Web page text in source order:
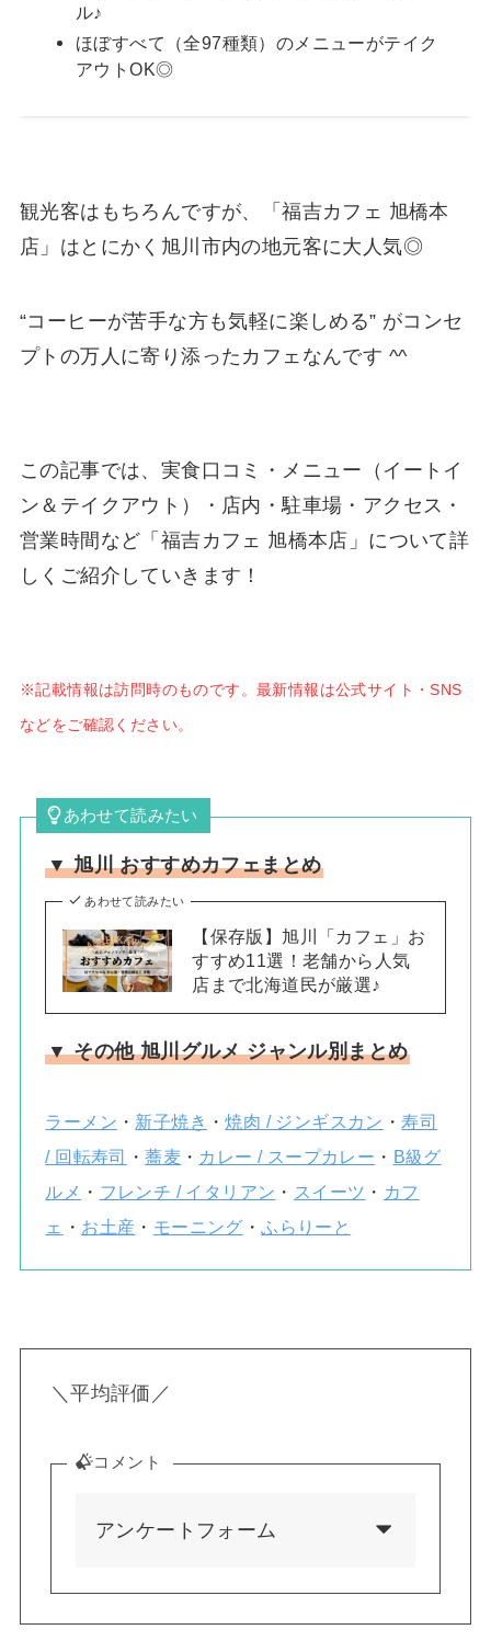
ル♪
ほぼすべて（全97種類）のメニューがテイク
アウトOK◎
観光客はもちろんですが、「福吉カフェ 旭橋本
店」はとにかく旭川市内の地元客に大人気◎
“コーヒーが苦手な方も気軽に楽しめる” がコンセ
プトの万人に寄り添ったカフェなんです ^^
この記事では、実食口コミ・メニュー（イートイ
ン＆テイクアウト）・店内・駐車場・アクセス・
営業時間など「福吉カフェ 旭橋本店」について詳
しくご紹介していきます！
※記載情報は訪問時のものです。最新情報は公式サイト・SNS
などをご確認ください。
あわせて読みたい
▼ 旭川 おすすめカフェまとめ
あわせて読みたい
【保存版】旭川「カフェ」お
すすめ11選！老舗から人気
店まで北海道民が厳選♪
▼ その他 旭川グルメ ジャンル別まとめ
ラーメン ・ 新子焼き ・焼肉 / ジンギスカン ・寿司
/ 回転寿司
・蕎麦・ カレー / スープカレー ・ B級グ
ルメ ・ フレンチ / イタリアン ・ スイーツ ・ カフ
ェ
・ お土産 ・ モーニング ・ふらりーと
＼平均評価／
コメント
アンケートフォーム